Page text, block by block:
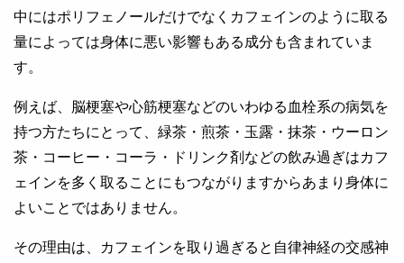
中にはポリフェノールだけでなくカフェインのように取る
量によっては身体に悪い影響もある成分も含まれていま
す。
例えば、脳梗塞や心筋梗塞などのいわゆる血栓系の病気を
持つ方たちにとって、緑茶・煎茶・玉露・抹茶・ウーロン
茶・コーヒー・コーラ・ドリンク剤などの飲み過ぎはカフ
ェインを多く取ることにもつながりますからあまり身体に
よいことではありません。
その理由は、カフェインを取り過ぎると自律神経の交感神